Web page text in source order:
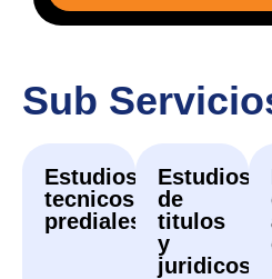
Sub
Estudios
tecnicos
prediales
Estudios
de
titulos
y
juridicos